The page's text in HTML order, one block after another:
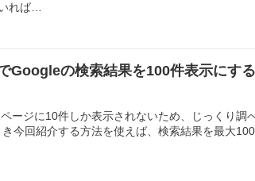
れば…
Googleの検索結果を100件表示にす
ージに10件しか表示されないため、じっくり調
今回紹介する方法を使えば、検索結果を最大